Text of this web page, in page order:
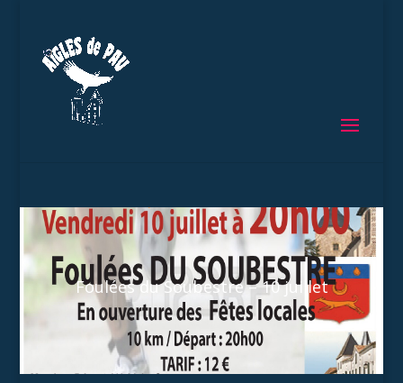
Foulées du Soubestre – 10 juillet